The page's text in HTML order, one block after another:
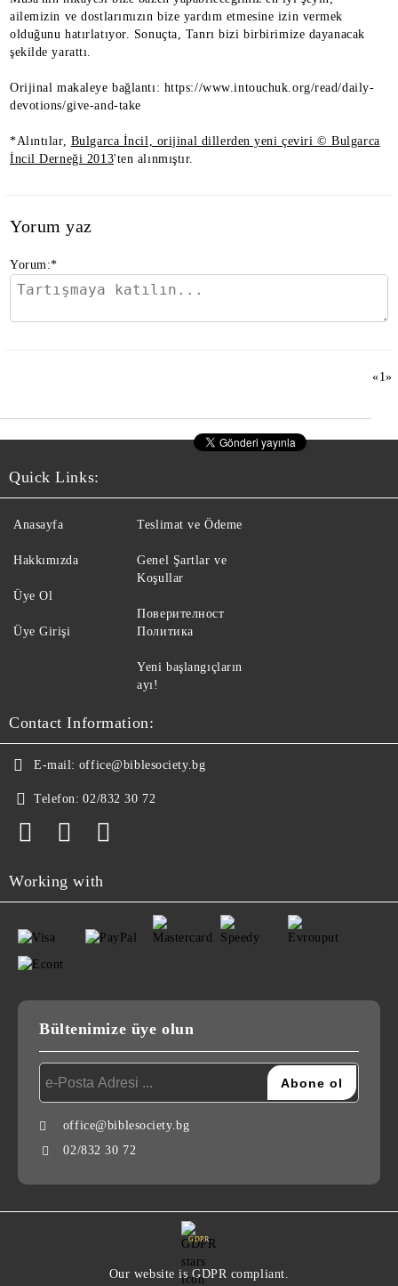
ailemizin ve dostlarımızın bize yardım etmesine izin vermek
olduğunu hatırlatıyor. Sonuçta, Tanrı bizi birbirimize dayanacak
şekilde yarattı.
Orijinal makaleye bağlantı: https://www.intouchuk.org/read/daily-
devotions/give-and-take
*Alıntılar, Bulgarca İncil, orijinal dillerden yeni çeviri © Bulgarca
İncil Derneği 2013'ten alınmıştır.
Yorum yaz
Yorum:*
«1»
Quick Links:
Anasayfa
Hakkımızda
Üye Ol
Üye Girişi
Teslimat ve Ödeme
Genel Şartlar ve
Koşullar
Поверителност
Политика
Yeni başlangıçların
ayı!
Contact Information:
E-mail: office@biblesociety.bg
Telefon: 02/832 30 72
Working with
Bültenimize üye olun
office@biblesociety.bg
02/832 30 72
GDPR
Our website is GDPR compliant.